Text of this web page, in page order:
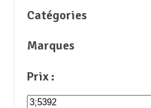
Catégories
Marques
Prix :